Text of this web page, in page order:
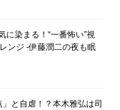
に染まる！“一番怖い”視
ンジ -伊藤潤二の夜も眠
と自虐！？本木雅弘は司